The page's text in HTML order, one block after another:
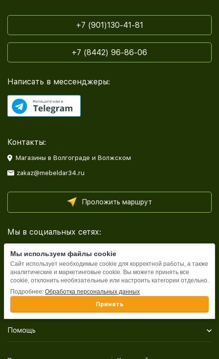
+7 (901)130-41-81
+7 (8442) 96-86-06
Написать в мессенджеры:
Контакты:
Магазины в Волгограде и Волжском
zakaz@mebeldar34.ru
Проложить маршрут
Мы в социальных сетях:
Каталог
Помощь
Мы используем файлы cookie
Сайт использует необходимые cookie для корректной работы, а также
аналитические и маркетинговые cookie. Вы можете принять все
cookie, отклонить необязательные или настроить категории отдельно.
Подробнее: Обработка персональных данных
Принять